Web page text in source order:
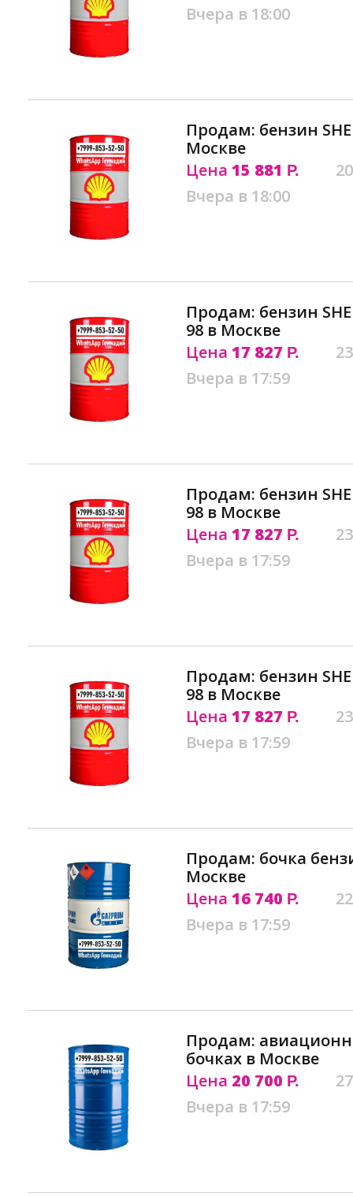
Вчера в 18:00
Продам: бензин
Москве
Цена 15 881 Р.
Вчера в 18:00
Продам: бензин
98 в Москве
Цена 17 827 Р.
Вчера в 17:59
Продам: бензин
98 в Москве
Цена 17 827 Р.
Вчера в 17:59
Продам: бензин
98 в Москве
Цена 17 827 Р.
Вчера в 17:59
Продам: бочка
Москве
Цена 16 740 Р.
Вчера в 17:59
Продам:
бочках в Москве
Цена 20 700 Р.
Вчера в 17:59